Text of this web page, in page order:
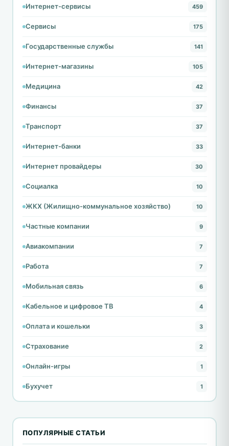
Интернет-сервисы 459
Сервисы 175
Государственные службы 141
Интернет-магазины 105
Медицина 42
Финансы 37
Транспорт 37
Интернет-банки 33
Интернет провайдеры 30
Социалка 10
ЖКХ (Жилищно-коммунальное хозяйство) 10
Частные компании 9
Авиакомпании 7
Работа 7
Мобильная связь 6
Кабельное и цифровое ТВ 4
Оплата и кошельки 3
Страхование 2
Онлайн-игры 1
Бухучет 1
ПОПУЛЯРНЫЕ СТАТЬИ